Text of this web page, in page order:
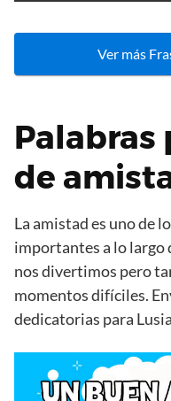
Ver más
Palabras
de
La amistad es uno de
importantes a lo largo
nos divertimos pero
momentos difíciles.
dedicatorias para